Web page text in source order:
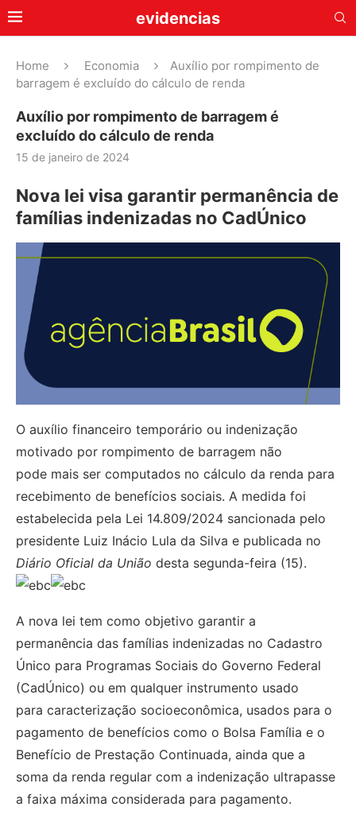
evidencias
Home Economia
Auxílio por rompimento de
barragem é excluído do cálculo de renda
Auxílio por rompimento de barragem é
excluído do cálculo de renda
15 de janeiro de 2024
Nova lei visa garantir permanência de
famílias indenizadas no CadÚnico
O auxílio financeiro temporário ou indenização
motivado por rompimento de barragem não
pode mais ser computados no cálculo da renda para
recebimento de benefícios sociais. A medida foi
estabelecida pela Lei 14.809/2024 sancionada pelo
presidente Luiz Inácio Lula da Silva e publicada no
Diário Oficial da União desta segunda-feira (15).
A nova lei tem como objetivo garantir a
permanência das famílias indenizadas no Cadastro
Único para Programas Sociais do Governo Federal
(CadÚnico) ou em qualquer instrumento usado
para caracterização socioeconômica, usados para o
pagamento de benefícios como o Bolsa Família e o
Benefício de Prestação Continuada, ainda que a
soma da renda regular com a indenização ultrapasse
a faixa máxima considerada para pagamento.